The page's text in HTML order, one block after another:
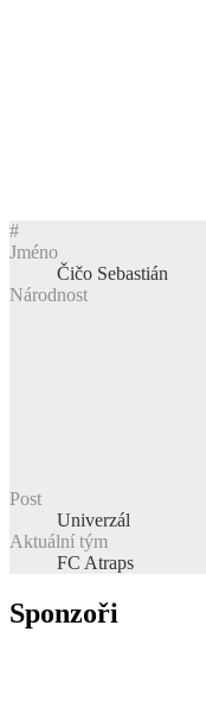
#
Jméno
Čičo Sebastián
Národnost
Post
Univerzál
Aktuální tým
FC Atraps
Sponzoři